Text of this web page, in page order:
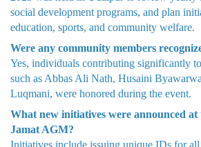
social development programs, and plan
education, sports, and community welfare.
Were any community members
Yes, individuals contributing significantly
such as Abbas Ali Nath, Husaini
Luqmani, were honored during the event.
What new initiatives were announced
Jamat AGM?
Initiatives include issuing unique IDs for